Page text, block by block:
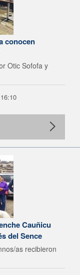
conocen
Otic Sofofa y
Cauñicu
del Sence
as recibieron